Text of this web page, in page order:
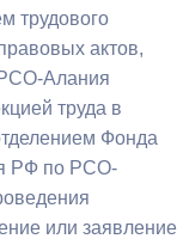
трудового
актов,
Алания
труда в
Фонда
РФ по РСО-
или заявление